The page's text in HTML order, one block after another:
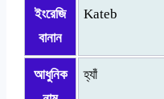
ইংরেজি
বানান
Kateb
আধুনিক
হ্যাঁ